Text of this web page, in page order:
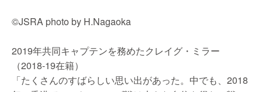
©JSRA photo by H.Nagaoka
2019年共同キャプテンを務めたクレイグ・ミラー
（2018-19在籍）
「たくさんのすばらしい思い出があった。中でも、2018